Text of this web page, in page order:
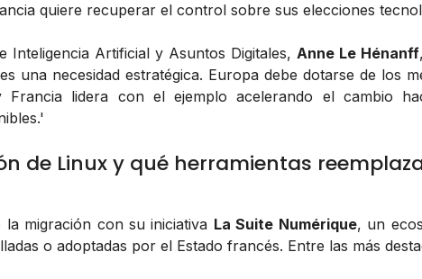
quiere recuperar el control sobre sus elecciones
Inteligencia Artificial y Asuntos Digitales, Anne Le Hénanff
una necesidad estratégica. Europa debe dotarse de los
Francia lidera con el ejemplo acelerando el cambio
de Linux y qué herramientas
la migración con su iniciativa La Suite Numérique, un
o adoptadas por el Estado francés. Entre las más